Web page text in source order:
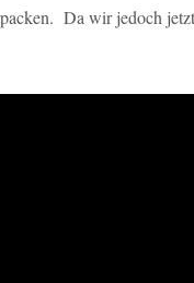
Da wir jedoch